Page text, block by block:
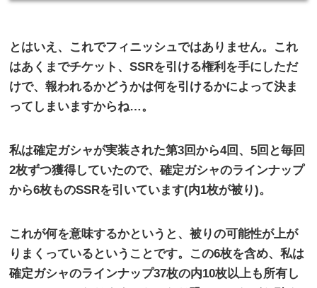
とはいえ、これでフィニッシュではありません。これ
はあくまでチケット、SSRを引ける権利を手にしただ
けで、報われるかどうかは何を引けるかによって決ま
ってしまいますからね…。
私は確定ガシャが実装された第3回から4回、5回と毎回
2枚ずつ獲得していたので、確定ガシャのラインナップ
から6枚ものSSRを引いています(内1枚が被り)。
これが何を意味するかというと、被りの可能性が上が
りまくっているということです。この6枚を含め、私は
確定ガシャのラインナップ37枚の内10枚以上も所有し